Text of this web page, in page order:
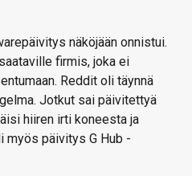
näköjään onnistui.
firmis, joka ei
Reddit oli täynnä
Jotkut sai päivitettyä
hiiren irti koneesta ja
myös päivitys G Hub -